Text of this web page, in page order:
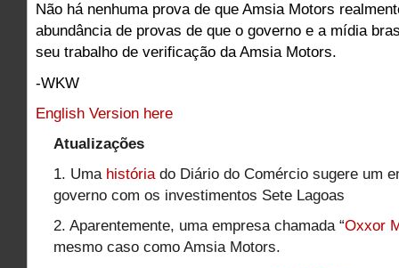
Não há nenhuma prova de que Amsia Motors
abundância de provas de que o governo e a mídia
seu trabalho de verificação da Amsia Motors.
-WKW
English Version here
Atualizações
1. Uma história do Diário do Comércio sugere um
governo com os investimentos Sete Lagoas
2. Aparentemente, uma empresa chamada “Oxxor
mesmo caso como Amsia Motors.